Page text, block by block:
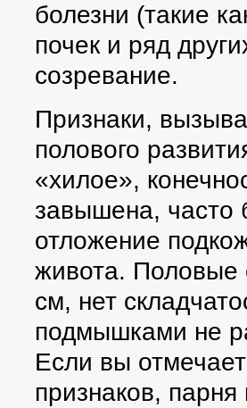
болезни (такие
почек и ряд
созревание.
Признаки,
полового
«хилое»,
завышена, часто
отложение
живота. Половые
см, нет
подмышками не
Если вы
признаков, парня